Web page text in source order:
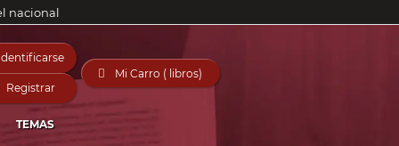
nacional
Registrar
 Mi Carro ( libros)
TEMAS